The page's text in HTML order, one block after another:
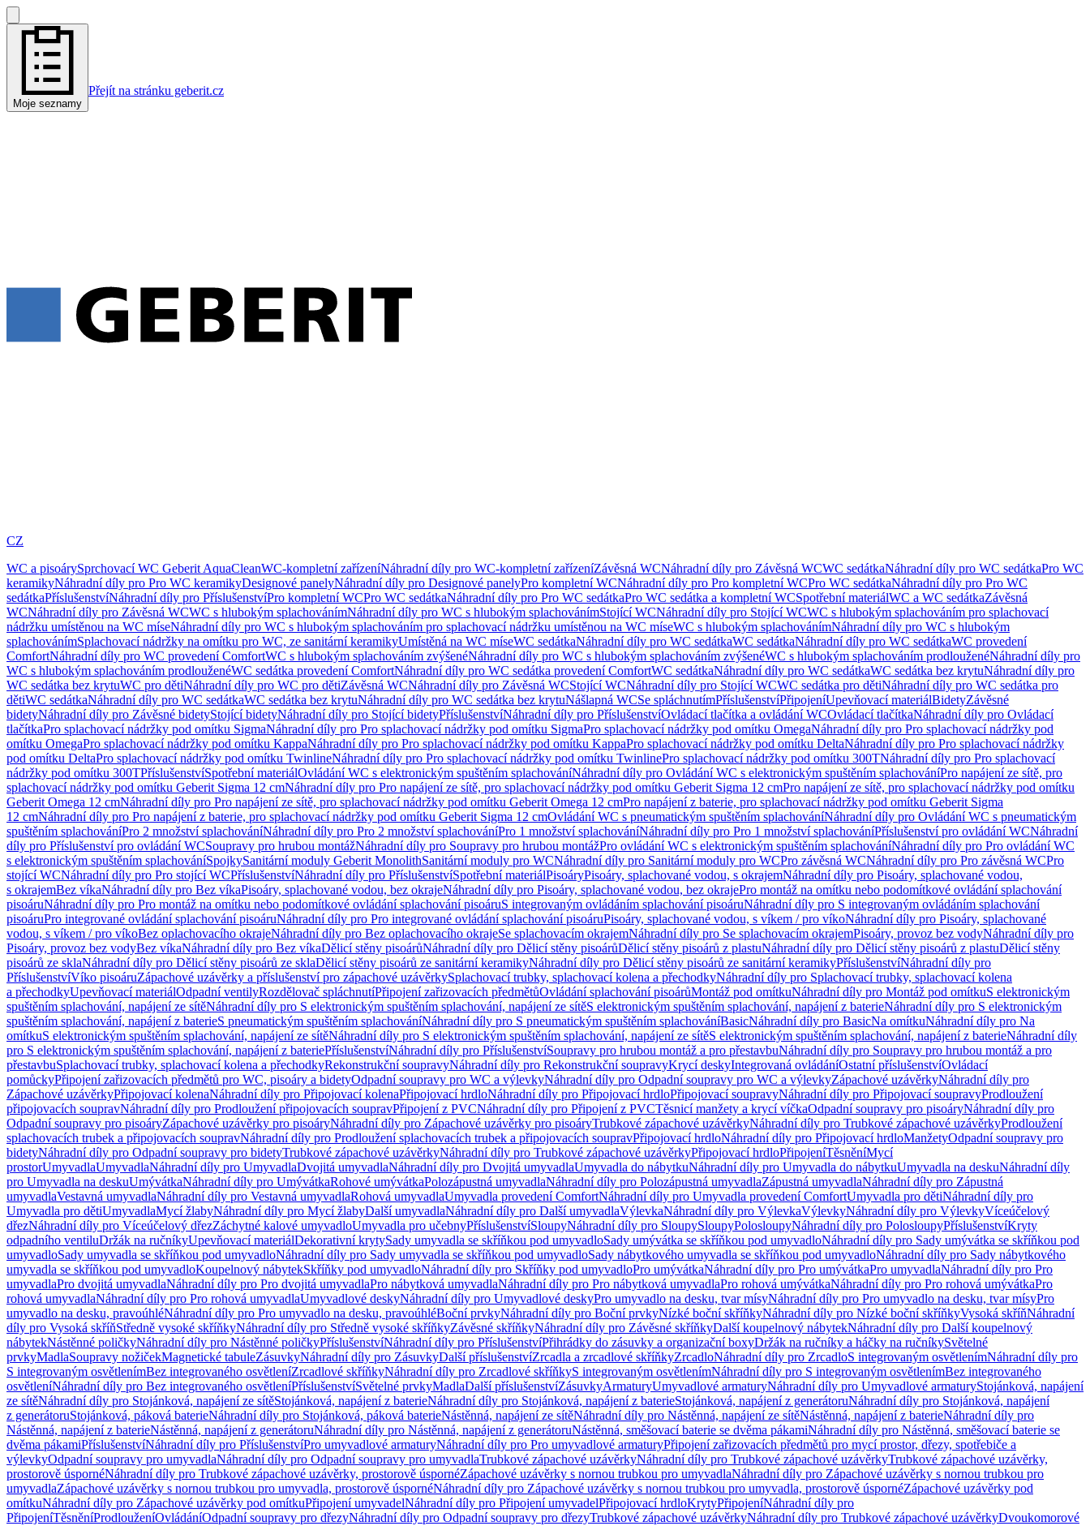
Moje seznamy
Přejít na stránku geberit.cz
CZ
WC a pisoárySprchovací WC Geberit AquaCleanWC-kompletní zařízeníNáhradní díly pro WC-kompletní zařízeníZávěsná WCNáhradní díly pro Závěsná WCWC sedátkaNáhradní díly pro WC sedátkaPro WC
keramikyNáhradní díly pro Pro WC keramikyDesignové panelyNáhradní díly pro Designové panelyPro kompletní WCNáhradní díly pro Pro kompletní WCPro WC sedátkaNáhradní díly pro Pro WC
sedátkaPříslušenstvíNáhradní díly pro PříslušenstvíPro kompletní WCPro WC sedátkaNáhradní díly pro Pro WC sedátkaPro WC sedátka a kompletní WCSpotřební materiálWC a WC sedátkaZávěsná
WCNáhradní díly pro Závěsná WCWC s hlubokým splachovánímNáhradní díly pro WC s hlubokým splachovánímStojící WCNáhradní díly pro Stojící WCWC s hlubokým splachováním pro splachovací
nádržku umístěnou na WC míseNáhradní díly pro WC s hlubokým splachováním pro splachovací nádržku umístěnou na WC míseWC s hlubokým splachovánímNáhradní díly pro WC s hlubokým
splachovánímSplachovací nádržky na omítku pro WC, ze sanitární keramikyUmístěná na WC míseWC sedátkaNáhradní díly pro WC sedátkaWC sedátkaNáhradní díly pro WC sedátkaWC provedení
ComfortNáhradní díly pro WC provedení ComfortWC s hlubokým splachováním zvýšenéNáhradní díly pro WC s hlubokým splachováním zvýšenéWC s hlubokým splachováním prodlouženéNáhradní díly pro
WC s hlubokým splachováním prodlouženéWC sedátka provedení ComfortNáhradní díly pro WC sedátka provedení ComfortWC sedátkaNáhradní díly pro WC sedátkaWC sedátka bez krytuNáhradní díly pro
WC sedátka bez krytuWC pro dětiNáhradní díly pro WC pro dětiZávěsná WCNáhradní díly pro Závěsná WCStojící WCNáhradní díly pro Stojící WCWC sedátka pro dětiNáhradní díly pro WC sedátka pro
dětiWC sedátkaNáhradní díly pro WC sedátkaWC sedátka bez krytuNáhradní díly pro WC sedátka bez krytuNášlapná WCSe spláchnutímPříslušenstvíPřipojeníUpevňovací materiálBidetyZávěsné
bidetyNáhradní díly pro Závěsné bidetyStojící bidetyNáhradní díly pro Stojící bidetyPříslušenstvíNáhradní díly pro PříslušenstvíOvládací tlačítka a ovládání WCOvládací tlačítkaNáhradní díly pro Ovládací
tlačítkaPro splachovací nádržky pod omítku SigmaNáhradní díly pro Pro splachovací nádržky pod omítku SigmaPro splachovací nádržky pod omítku OmegaNáhradní díly pro Pro splachovací nádržky pod
omítku OmegaPro splachovací nádržky pod omítku KappaNáhradní díly pro Pro splachovací nádržky pod omítku KappaPro splachovací nádržky pod omítku DeltaNáhradní díly pro Pro splachovací nádržky
pod omítku DeltaPro splachovací nádržky pod omítku TwinlineNáhradní díly pro Pro splachovací nádržky pod omítku TwinlinePro splachovací nádržky pod omítku 300TNáhradní díly pro Pro splachovací
nádržky pod omítku 300TPříslušenstvíSpotřební materiálOvládání WC s elektronickým spuštěním splachováníNáhradní díly pro Ovládání WC s elektronickým spuštěním splachováníPro napájení ze sítě, pro
splachovací nádržky pod omítku Geberit Sigma 12 cmNáhradní díly pro Pro napájení ze sítě, pro splachovací nádržky pod omítku Geberit Sigma 12 cmPro napájení ze sítě, pro splachovací nádržky pod omítku
Geberit Omega 12 cmNáhradní díly pro Pro napájení ze sítě, pro splachovací nádržky pod omítku Geberit Omega 12 cmPro napájení z baterie, pro splachovací nádržky pod omítku Geberit Sigma
12 cmNáhradní díly pro Pro napájení z baterie, pro splachovací nádržky pod omítku Geberit Sigma 12 cmOvládání WC s pneumatickým spuštěním splachováníNáhradní díly pro Ovládání WC s pneumatickým
spuštěním splachováníPro 2 množství splachováníNáhradní díly pro Pro 2 množství splachováníPro 1 množství splachováníNáhradní díly pro Pro 1 množství splachováníPříslušenství pro ovládání WCNáhradní
díly pro Příslušenství pro ovládání WCSoupravy pro hrubou montážNáhradní díly pro Soupravy pro hrubou montážPro ovládání WC s elektronickým spuštěním splachováníNáhradní díly pro Pro ovládání WC
s elektronickým spuštěním splachováníSpojkySanitární moduly Geberit MonolithSanitární moduly pro WCNáhradní díly pro Sanitární moduly pro WCPro závěsná WCNáhradní díly pro Pro závěsná WCPro
stojící WCNáhradní díly pro Pro stojící WCPříslušenstvíNáhradní díly pro PříslušenstvíSpotřební materiálPisoáryPisoáry, splachované vodou, s okrajemNáhradní díly pro Pisoáry, splachované vodou,
s okrajemBez víkaNáhradní díly pro Bez víkaPisoáry, splachované vodou, bez okrajeNáhradní díly pro Pisoáry, splachované vodou, bez okrajePro montáž na omítku nebo podomítkové ovládání splachování
pisoáruNáhradní díly pro Pro montáž na omítku nebo podomítkové ovládání splachování pisoáruS integrovaným ovládáním splachování pisoáruNáhradní díly pro S integrovaným ovládáním splachování
pisoáruPro integrované ovládání splachování pisoáruNáhradní díly pro Pro integrované ovládání splachování pisoáruPisoáry, splachované vodou, s víkem / pro víkoNáhradní díly pro Pisoáry, splachované
vodou, s víkem / pro víkoBez oplachovacího okrajeNáhradní díly pro Bez oplachovacího okrajeSe splachovacím okrajemNáhradní díly pro Se splachovacím okrajemPisoáry, provoz bez vodyNáhradní díly pro
Pisoáry, provoz bez vodyBez víkaNáhradní díly pro Bez víkaDělicí stěny pisoárůNáhradní díly pro Dělicí stěny pisoárůDělicí stěny pisoárů z plastuNáhradní díly pro Dělicí stěny pisoárů z plastuDělicí stěny
pisoárů ze sklaNáhradní díly pro Dělicí stěny pisoárů ze sklaDělicí stěny pisoárů ze sanitární keramikyNáhradní díly pro Dělicí stěny pisoárů ze sanitární keramikyPříslušenstvíNáhradní díly pro
PříslušenstvíVíko pisoáruZápachové uzávěrky a příslušenství pro zápachové uzávěrkySplachovací trubky, splachovací kolena a přechodkyNáhradní díly pro Splachovací trubky, splachovací kolena
a přechodkyUpevňovací materiálOdpadní ventilyRozdělovač spláchnutíPřipojení zařizovacích předmětůOvládání splachování pisoárůMontáž pod omítkuNáhradní díly pro Montáž pod omítkuS elektronickým
spuštěním splachování, napájení ze sítěNáhradní díly pro S elektronickým spuštěním splachování, napájení ze sítěS elektronickým spuštěním splachování, napájení z baterieNáhradní díly pro S elektronickým
spuštěním splachování, napájení z baterieS pneumatickým spuštěním splachováníNáhradní díly pro S pneumatickým spuštěním splachováníBasicNáhradní díly pro BasicNa omítkuNáhradní díly pro Na
omítkuS elektronickým spuštěním splachování, napájení ze sítěNáhradní díly pro S elektronickým spuštěním splachování, napájení ze sítěS elektronickým spuštěním splachování, napájení z baterieNáhradní díly
pro S elektronickým spuštěním splachování, napájení z bateriePříslušenstvíNáhradní díly pro PříslušenstvíSoupravy pro hrubou montáž a pro přestavbuNáhradní díly pro Soupravy pro hrubou montáž a pro
přestavbuSplachovací trubky, splachovací kolena a přechodkyRekonstrukční soupravyNáhradní díly pro Rekonstrukční soupravyKrycí deskyIntegrovaná ovládáníOstatní příslušenstvíOvládací
pomůckyPřipojení zařizovacích předmětů pro WC, pisoáry a bidetyOdpadní soupravy pro WC a výlevkyNáhradní díly pro Odpadní soupravy pro WC a výlevkyZápachové uzávěrkyNáhradní díly pro
Zápachové uzávěrkyPřipojovací kolenaNáhradní díly pro Připojovací kolenaPřipojovací hrdloNáhradní díly pro Připojovací hrdloPřipojovací soupravyNáhradní díly pro Připojovací soupravyProdloužení
připojovacích soupravNáhradní díly pro Prodloužení připojovacích soupravPřipojení z PVCNáhradní díly pro Připojení z PVCTěsnicí manžety a krycí víčkaOdpadní soupravy pro pisoáryNáhradní díly pro
Odpadní soupravy pro pisoáryZápachové uzávěrky pro pisoáryNáhradní díly pro Zápachové uzávěrky pro pisoáryTrubkové zápachové uzávěrkyNáhradní díly pro Trubkové zápachové uzávěrkyProdloužení
splachovacích trubek a připojovacích soupravNáhradní díly pro Prodloužení splachovacích trubek a připojovacích soupravPřipojovací hrdloNáhradní díly pro Připojovací hrdloManžetyOdpadní soupravy pro
bidetyNáhradní díly pro Odpadní soupravy pro bidetyTrubkové zápachové uzávěrkyNáhradní díly pro Trubkové zápachové uzávěrkyPřipojovací hrdloPřipojeníTěsněníMycí
prostorUmyvadlaUmyvadlaNáhradní díly pro UmyvadlaDvojitá umyvadlaNáhradní díly pro Dvojitá umyvadlaUmyvadla do nábytkuNáhradní díly pro Umyvadla do nábytkuUmyvadla na deskuNáhradní díly
pro Umyvadla na deskuUmývátkaNáhradní díly pro UmývátkaRohové umývátkaPolozápustná umyvadlaNáhradní díly pro Polozápustná umyvadlaZápustná umyvadlaNáhradní díly pro Zápustná
umyvadlaVestavná umyvadlaNáhradní díly pro Vestavná umyvadlaRohová umyvadlaUmyvadla provedení ComfortNáhradní díly pro Umyvadla provedení ComfortUmyvadla pro dětiNáhradní díly pro
Umyvadla pro dětiUmyvadlaMycí žlabyNáhradní díly pro Mycí žlabyDalší umyvadlaNáhradní díly pro Další umyvadlaVýlevkaNáhradní díly pro VýlevkaVýlevkyNáhradní díly pro VýlevkyVíceúčelový
dřezNáhradní díly pro Víceúčelový dřezZáchytné kalové umyvadloUmyvadla pro učebnyPříslušenstvíSloupyNáhradní díly pro SloupySloupyPolosloupyNáhradní díly pro PolosloupyPříslušenstvíKryty
odpadního ventiluDržák na ručníkyUpevňovací materiálDekorativní krytySady umyvadla se skříňkou pod umyvadloSady umývátka se skříňkou pod umyvadloNáhradní díly pro Sady umývátka se skříňkou pod
umyvadloSady umyvadla se skříňkou pod umyvadloNáhradní díly pro Sady umyvadla se skříňkou pod umyvadloSady nábytkového umyvadla se skříňkou pod umyvadloNáhradní díly pro Sady nábytkového
umyvadla se skříňkou pod umyvadloKoupelnový nábytekSkříňky pod umyvadloNáhradní díly pro Skříňky pod umyvadloPro umývátkaNáhradní díly pro Pro umývátkaPro umyvadlaNáhradní díly pro Pro
umyvadlaPro dvojitá umyvadlaNáhradní díly pro Pro dvojitá umyvadlaPro nábytková umyvadlaNáhradní díly pro Pro nábytková umyvadlaPro rohová umývátkaNáhradní díly pro Pro rohová umývátkaPro
rohová umyvadlaNáhradní díly pro Pro rohová umyvadlaUmyvadlové deskyNáhradní díly pro Umyvadlové deskyPro umyvadlo na desku, tvar mísyNáhradní díly pro Pro umyvadlo na desku, tvar mísyPro
umyvadlo na desku, pravoúhléNáhradní díly pro Pro umyvadlo na desku, pravoúhléBoční prvkyNáhradní díly pro Boční prvkyNízké boční skříňkyNáhradní díly pro Nízké boční skříňkyVysoká skříňNáhradní
díly pro Vysoká skříňStředně vysoké skříňkyNáhradní díly pro Středně vysoké skříňkyZávěsné skříňkyNáhradní díly pro Závěsné skříňkyDalší koupelnový nábytekNáhradní díly pro Další koupelnový
nábytekNástěnné poličkyNáhradní díly pro Nástěnné poličkyPříslušenstvíNáhradní díly pro PříslušenstvíPřihrádky do zásuvky a organizační boxyDržák na ručníky a háčky na ručníkySvětelné
prvkyMadlaSoupravy nožičekMagnetické tabuleZásuvkyNáhradní díly pro ZásuvkyDalší příslušenstvíZrcadla a zrcadlové skříňkyZrcadloNáhradní díly pro ZrcadloS integrovaným osvětlenímNáhradní díly pro
S integrovaným osvětlenímBez integrovaného osvětleníZrcadlové skříňkyNáhradní díly pro Zrcadlové skříňkyS integrovaným osvětlenímNáhradní díly pro S integrovaným osvětlenímBez integrovaného
osvětleníNáhradní díly pro Bez integrovaného osvětleníPříslušenstvíSvětelné prvkyMadlaDalší příslušenstvíZásuvkyArmaturyUmyvadlové armaturyNáhradní díly pro Umyvadlové armaturyStojánková, napájení
ze sítěNáhradní díly pro Stojánková, napájení ze sítěStojánková, napájení z baterieNáhradní díly pro Stojánková, napájení z baterieStojánková, napájení z generátoruNáhradní díly pro Stojánková, napájení
z generátoruStojánková, páková baterieNáhradní díly pro Stojánková, páková baterieNástěnná, napájení ze sítěNáhradní díly pro Nástěnná, napájení ze sítěNástěnná, napájení z baterieNáhradní díly pro
Nástěnná, napájení z baterieNástěnná, napájení z generátoruNáhradní díly pro Nástěnná, napájení z generátoruNástěnná, směšovací baterie se dvěma pákamiNáhradní díly pro Nástěnná, směšovací baterie se
dvěma pákamiPříslušenstvíNáhradní díly pro PříslušenstvíPro umyvadlové armaturyNáhradní díly pro Pro umyvadlové armaturyPřipojení zařizovacích předmětů pro mycí prostor, dřezy, spotřebiče a
výlevkyOdpadní soupravy pro umyvadlaNáhradní díly pro Odpadní soupravy pro umyvadlaTrubkové zápachové uzávěrkyNáhradní díly pro Trubkové zápachové uzávěrkyTrubkové zápachové uzávěrky,
prostorově úspornéNáhradní díly pro Trubkové zápachové uzávěrky, prostorově úspornéZápachové uzávěrky s nornou trubkou pro umyvadlaNáhradní díly pro Zápachové uzávěrky s nornou trubkou pro
umyvadlaZápachové uzávěrky s nornou trubkou pro umyvadla, prostorově úspornéNáhradní díly pro Zápachové uzávěrky s nornou trubkou pro umyvadla, prostorově úspornéZápachové uzávěrky pod
omítkuNáhradní díly pro Zápachové uzávěrky pod omítkuPřipojení umyvadelNáhradní díly pro Připojení umyvadelPřipojovací hrdloKrytyPřipojeníNáhradní díly pro
PřipojeníTěsněníProdlouženíOvládáníOdpadní soupravy pro dřezyNáhradní díly pro Odpadní soupravy pro dřezyTrubkové zápachové uzávěrkyNáhradní díly pro Trubkové zápachové uzávěrkyDvoukomorové